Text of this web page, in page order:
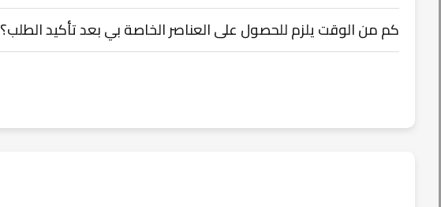
كم من الوقت يلزم للحصول على العناصر الخاصة بي بعد تأكيد الطلب؟